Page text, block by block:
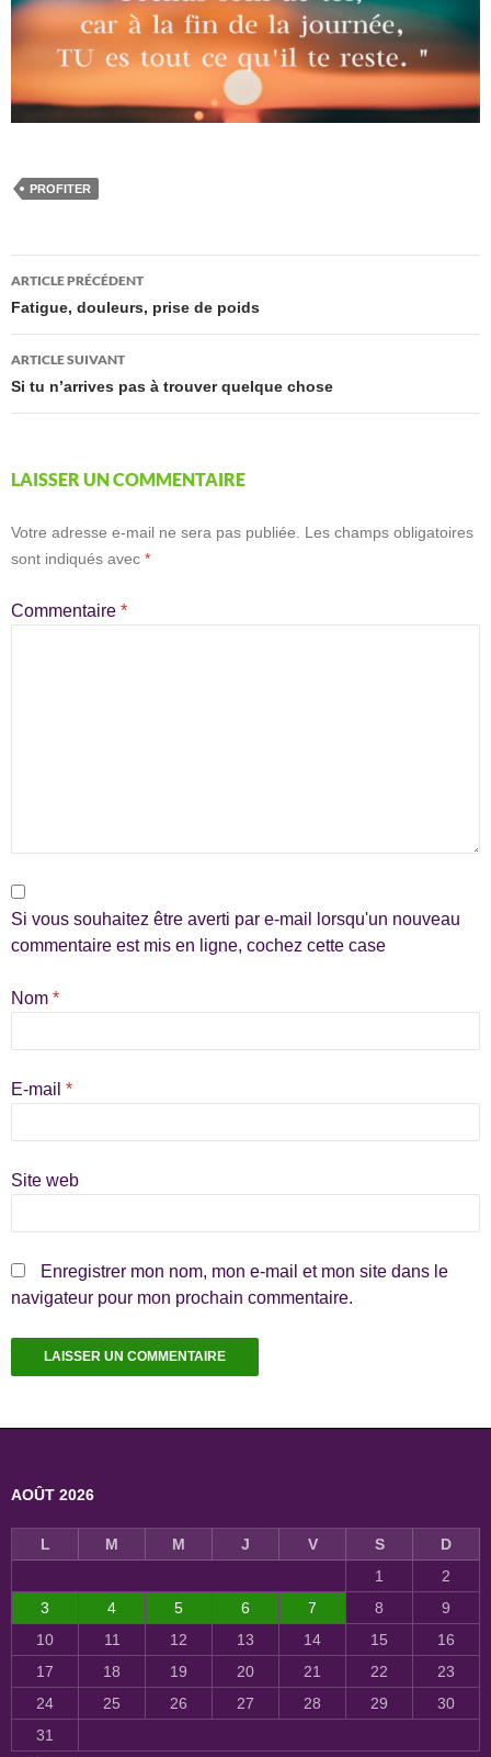
PROFITER
Navigation
des
articles
ARTICLE PRÉCÉDENT
Fatigue, douleurs, prise de poids
ARTICLE SUIVANT
Si tu n’arrives pas à trouver quelque chose
LAISSER UN COMMENTAIRE
Votre adresse e-mail ne sera pas publiée.
Les champs obligatoires
sont indiqués avec *
Commentaire *
Si vous souhaitez être averti par e-mail lorsqu'un nouveau
commentaire est mis en ligne, cochez cette case
Nom *
E-mail *
Site web
Enregistrer mon nom, mon e-mail et mon site dans le
navigateur pour mon prochain commentaire.
AOÛT 2026
L M M J V S
D
1
2
3
4 5 6 7 8
9
10
11 12 13 14 15
16
17
18 19 20 21 22
23
24
25 26 27 28 29
30
31